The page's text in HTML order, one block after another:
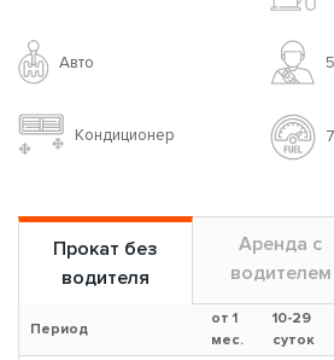
Авто
Кондиционер
Прокат без
водителя
Аренда с
водителем
Период
от 1
мес.
10-29
суток